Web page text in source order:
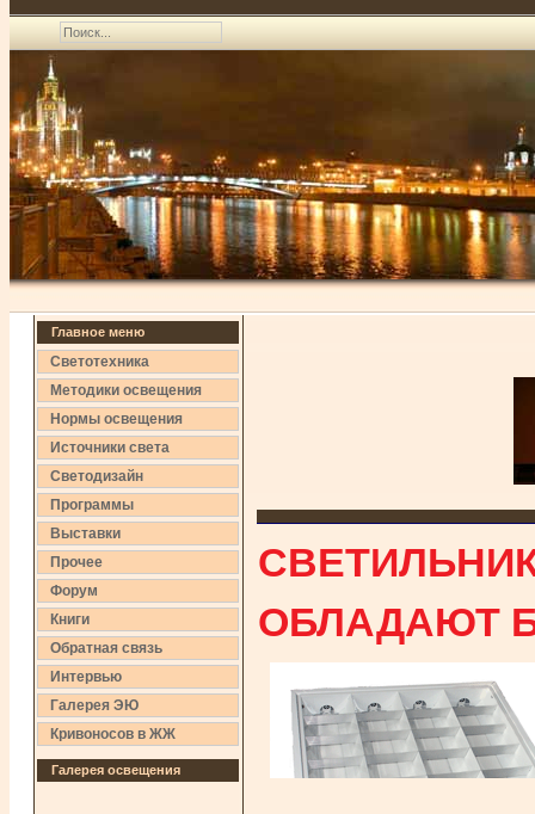
Главное меню
Светотехника
Методики освещения
Нормы освещения
Источники света
Светодизайн
Программы
Выставки
Прочее
Форум
Книги
Обратная связь
Интервью
Галерея ЭЮ
Кривоносов в ЖЖ
Галерея освещения
ОБЛАДАЮТ